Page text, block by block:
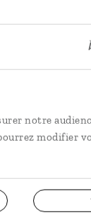
notre
modifier
!
fans de K-pop.
sud